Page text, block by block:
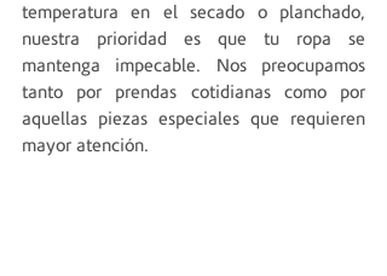
temperatura en el secado o planchado,
nuestra prioridad es que tu ropa se
mantenga impecable. Nos preocupamos
tanto por prendas cotidianas como por
aquellas piezas especiales que requieren
mayor atención.